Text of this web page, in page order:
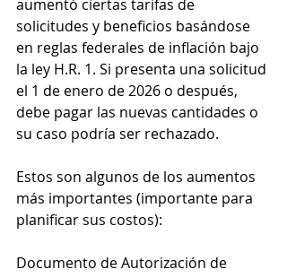
aumentó ciertas tarifas de
solicitudes y beneficios basándose
en reglas federales de inflación bajo
la ley H.R. 1. Si presenta una solicitud
el 1 de enero de 2026 o después,
debe pagar las nuevas cantidades o
su caso podría ser rechazado.
Estos son algunos de los aumentos
más importantes (importante para
planificar sus costos):
Documento de Autorización de